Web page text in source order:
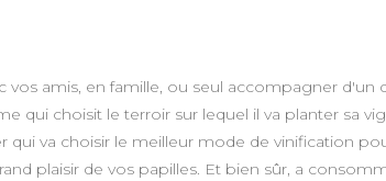
vos amis, en famille, ou seul accompagner d'un
qui choisit le terroir sur lequel il va planter sa
qui va choisir le meilleur mode de vinification
plaisir de vos papilles. Et bien sûr, a